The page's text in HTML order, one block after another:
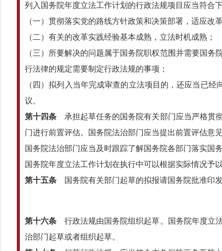
列入国务院年度立法工作计划的行政法规项目应当符合
（一）贯彻落实党的路线方针政策和决策部署，适应改
（二）有关的改革实践经验基本成熟，立法时机成熟；
（三）所要解决的问题属于国务院职权范围并需要国
行法律的规定需要制定行政法规的事项；
（四）拟列入当年完成审查的立法项目的，还应当已
议。
第十四条 承担起草任务的国务院有关部门应当严格贯
门进行前置评估。国务院法治部门应当提出前置评估意
国务院法治部门应当及时跟踪了解国务院各部门落实国
国务院年度立法工作计划在执行中可以根据实际情况予
第十五条 国务院有关部门起草的拟报请国务院批准印
第十六条 行政法规由国务院组织起草。国务院年度立
治部门起草或者组织起草。